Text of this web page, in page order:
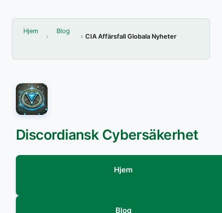
Hjem Blog
CIA Affärsfall Globala Nyheter
Discordiansk Cybersäkerhet
Hjem
Blog